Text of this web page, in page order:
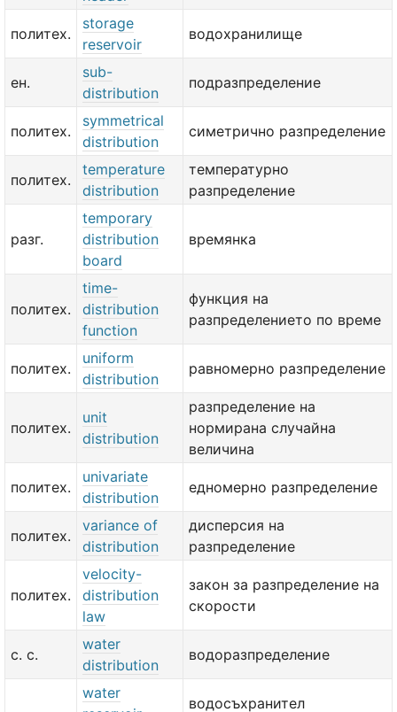
политех.
storage
reservoir
водохранилище
ен.
sub-
distribution
подразпределение
политех.
symmetrical
distribution
симетрично разпределение
политех.
temperature
distribution
температурно
разпределение
разг.
temporary
distribution
board
времянка
политех.
time-
distribution
function
функция на
разпределението по време
политех.
uniform
distribution
равномерно разпределение
политех.
unit
distribution
разпределение на
нормирана случайна
величина
политех.
univariate
distribution
едномерно разпределение
политех.
variance of
distribution
дисперсия на
разпределение
политех.
velocity-
distribution
law
закон за разпределение на
скорости
с. с.
water
distribution
водоразпределение
water
водосъхранител